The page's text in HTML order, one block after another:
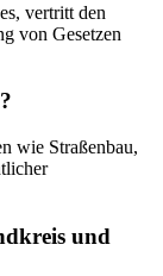
vertritt den
von Gesetzen
wie Straßenbau,
und